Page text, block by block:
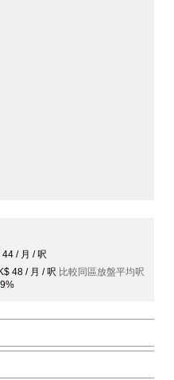
44 / 月 / 呎
48 / 月 / 呎 比較同區放盤平均呎
9%